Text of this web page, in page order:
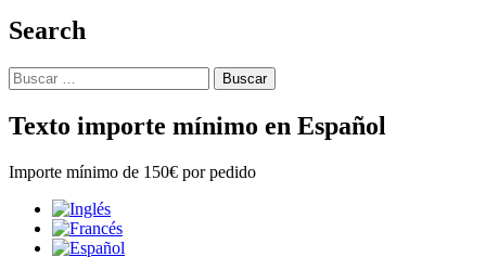
Search
Buscar:
Texto importe mínimo en Español
Importe mínimo de 150€ por pedido